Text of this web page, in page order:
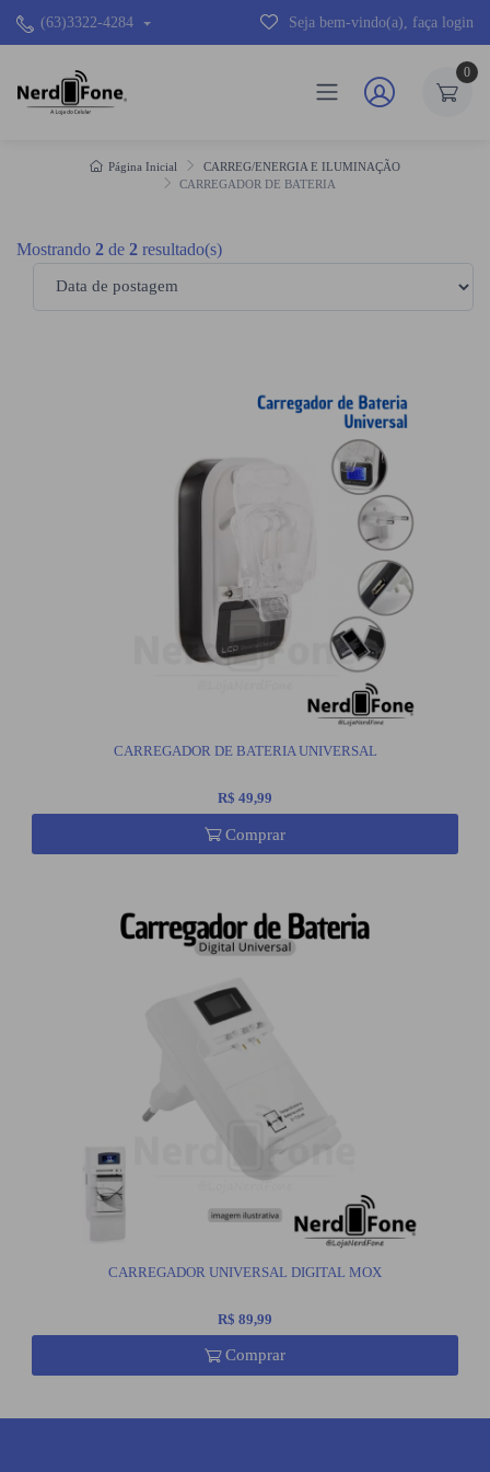
(63)3322-4284 Seja bem-vindo(a), faça login
0
Página Inicial
CARREG/ENERGIA E ILUMINAÇÃO
CARREGADOR DE BATERIA
Mostrando 2 de 2 resultado(s)
CARREGADOR DE BATERIA UNIVERSAL
R$ 49,99
Comprar
CARREGADOR UNIVERSAL DIGITAL MOX
R$ 89,99
Comprar